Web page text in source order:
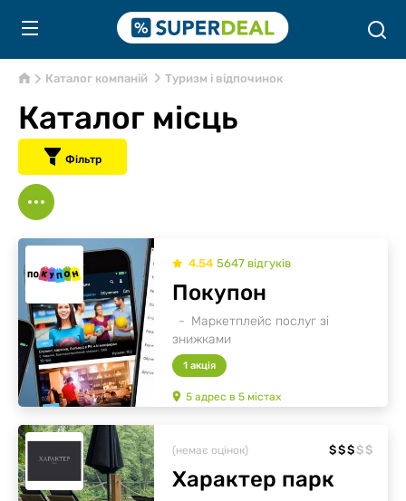
Каталог компаній Туризм і відпочинок
Каталог місць
Фільтр
4.54 5647 відгуків
Маркетплейс послуг зі
знижками
Покупон
1 акція
5 адрес в 5 містах
(немає оцінок) $$$ $ $
Характер парк